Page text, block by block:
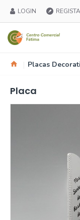
LOGIN
Placas
Placa